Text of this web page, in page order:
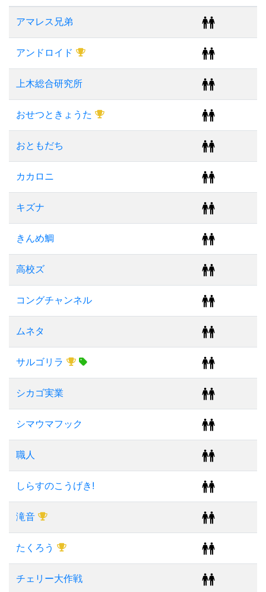
アマレス兄弟
アンドロイド
上木総合研究所
おせつときょうた
おともだち
カカロニ
キズナ
きんめ鯛
高校ズ
コングチャンネル
ムネタ
サルゴリラ
シカゴ実業
シマウマフック
職人
しらすのこうげき!
滝音
たくろう
チェリー大作戦